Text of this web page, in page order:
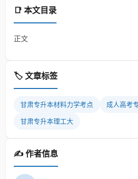
📑 本文目录
正文
🏷️ 文章标签
甘肃专升本材料力学考点 成人高考
甘肃专升本理工大
✍️ 作者信息